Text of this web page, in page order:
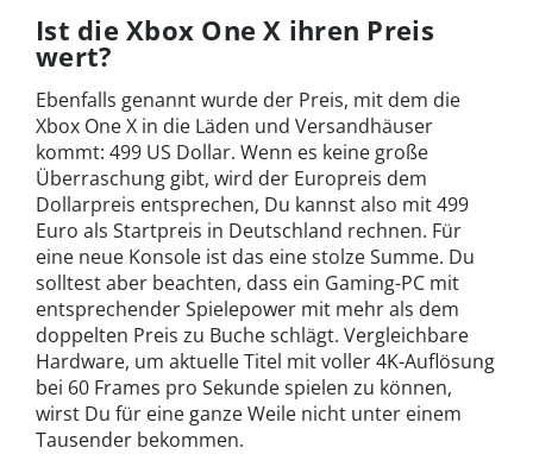
Ist die Xbox One X ihren Preis
wert?
Ebenfalls genannt wurde der Preis, mit dem die
Xbox One X in die Läden und Versandhäuser
kommt: 499 US Dollar. Wenn es keine große
Überraschung gibt, wird der Europreis dem
Dollarpreis entsprechen, Du kannst also mit 499
Euro als Startpreis in Deutschland rechnen. Für
eine neue Konsole ist das eine stolze Summe. Du
solltest aber beachten, dass ein Gaming-PC mit
entsprechender Spielepower mit mehr als dem
doppelten Preis zu Buche schlägt. Vergleichbare
Hardware, um aktuelle Titel mit voller 4K-Auflösung
bei 60 Frames pro Sekunde spielen zu können,
wirst Du für eine ganze Weile nicht unter einem
Tausender bekommen.